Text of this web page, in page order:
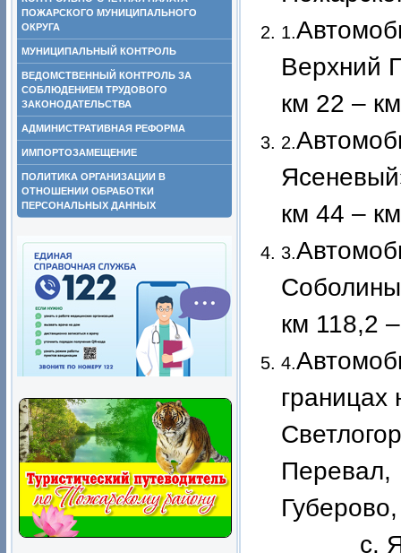
ПОЖАРСКОГО МУНИЦИПАЛЬНОГО
ОКРУГА
МУНИЦИПАЛЬНЫЙ КОНТРОЛЬ
ВЕДОМСТВЕННЫЙ КОНТРОЛЬ ЗА
СОБЛЮДЕНИЕМ ТРУДОВОГО
ЗАКОНОДАТЕЛЬСТВА
АДМИНИСТРАТИВНАЯ РЕФОРМА
ИМПОРТОЗАМЕЩЕНИЕ
ПОЛИТИКА ОРГАНИЗАЦИИ В
ОТНОШЕНИИ ОБРАБОТКИ
ПЕРСОНАЛЬНЫХ ДАННЫХ
1.
Верхний
км 22 –
2.
км 44 –
3.
км 118,2
4.
границах
с.